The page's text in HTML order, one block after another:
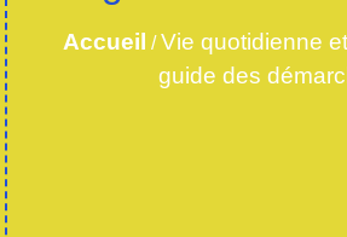
Accueil /Vie quotidienne
guide des